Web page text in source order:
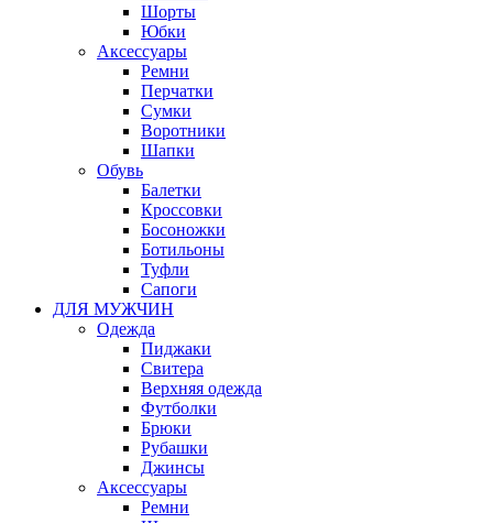
Шорты
Юбки
Аксессуары
Ремни
Перчатки
Сумки
Воротники
Шапки
Обувь
Балетки
Кроссовки
Босоножки
Ботильоны
Туфли
Сапоги
ДЛЯ МУЖЧИН
Одежда
Пиджаки
Свитера
Верхняя одежда
Футболки
Брюки
Рубашки
Джинсы
Аксессуары
Ремни